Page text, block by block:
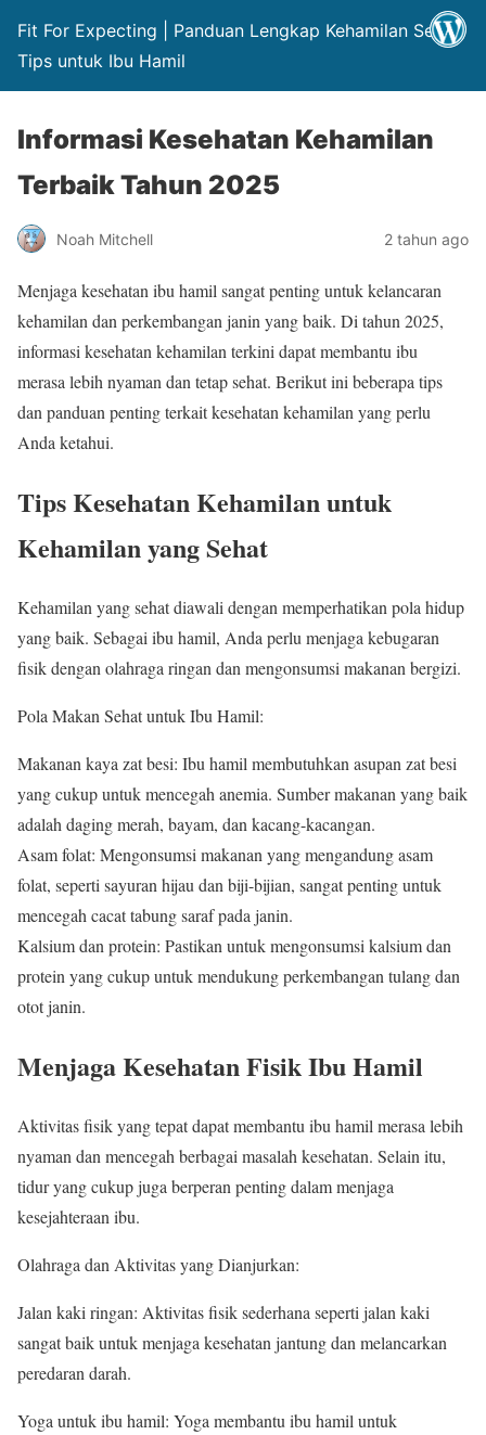
Fit For Expecting | Panduan Lengkap Kehamilan Sehat
Tips untuk Ibu Hamil
Informasi Kesehatan Kehamilan
Terbaik Tahun 2025
Noah Mitchell 2 tahun ago
Menjaga kesehatan ibu hamil sangat penting untuk kelancaran
kehamilan dan perkembangan janin yang baik. Di tahun 2025,
informasi kesehatan kehamilan terkini dapat membantu ibu
merasa lebih nyaman dan tetap sehat. Berikut ini beberapa tips
dan panduan penting terkait kesehatan kehamilan yang perlu
Anda ketahui.
Tips Kesehatan Kehamilan untuk
Kehamilan yang Sehat
Kehamilan yang sehat diawali dengan memperhatikan pola hidup
yang baik. Sebagai ibu hamil, Anda perlu menjaga kebugaran
fisik dengan olahraga ringan dan mengonsumsi makanan bergizi.
Pola Makan Sehat untuk Ibu Hamil:
Makanan kaya zat besi: Ibu hamil membutuhkan asupan zat besi
yang cukup untuk mencegah anemia. Sumber makanan yang baik
adalah daging merah, bayam, dan kacang-kacangan.
Asam folat: Mengonsumsi makanan yang mengandung asam
folat, seperti sayuran hijau dan biji-bijian, sangat penting untuk
mencegah cacat tabung saraf pada janin.
Kalsium dan protein: Pastikan untuk mengonsumsi kalsium dan
protein yang cukup untuk mendukung perkembangan tulang dan
otot janin.
Menjaga Kesehatan Fisik Ibu Hamil
Aktivitas fisik yang tepat dapat membantu ibu hamil merasa lebih
nyaman dan mencegah berbagai masalah kesehatan. Selain itu,
tidur yang cukup juga berperan penting dalam menjaga
kesejahteraan ibu.
Olahraga dan Aktivitas yang Dianjurkan:
Jalan kaki ringan: Aktivitas fisik sederhana seperti jalan kaki
sangat baik untuk menjaga kesehatan jantung dan melancarkan
peredaran darah.
Yoga untuk ibu hamil: Yoga membantu ibu hamil untuk